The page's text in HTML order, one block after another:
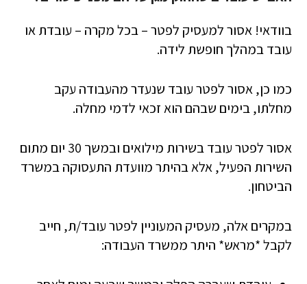
בוודאי! אסור למעסיק לפטר – בכל מקרה – עובדת או
עובד במהלך חופשת לידה.
כמו כן, אסור לפטר עובד שנעדר מהעבודה עקב
מחלתו, בימים שבהם הוא זכאי לדמי מחלה.
אסור לפטר עובד בשירות מילואים ובמשך 30 יום מתום
השירות הפעיל, אלא בהיתר מוועדת התעסוקה במשרד
הביטחון.
במקרים אלה, מעסיק המעוניין לפטר עובד/ת, חייב
לקבל *מראש* היתר ממשרד העבודה: